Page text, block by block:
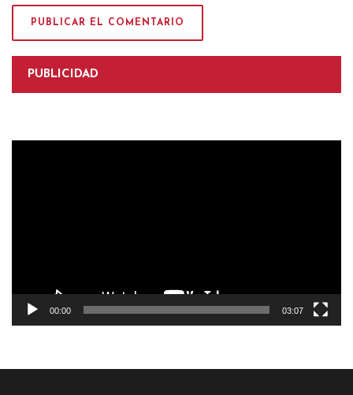
PUBLICIDAD
00:00 03:07